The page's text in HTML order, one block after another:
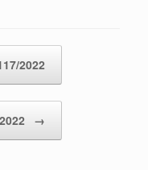
2022
→